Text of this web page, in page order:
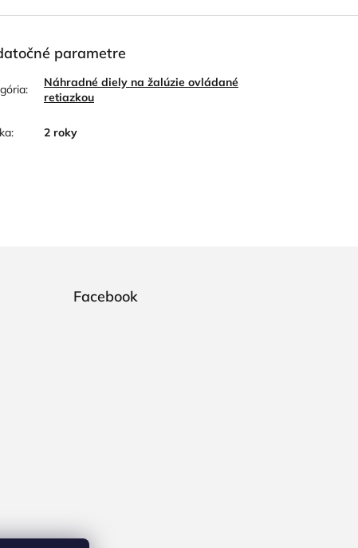
parametre
:
Náhradné diely na žalúzie ovládané
retiazkou
: 2 roky
Facebook